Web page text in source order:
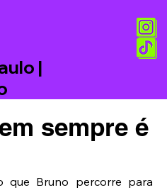
|
sempre é
que Bruno percorre para